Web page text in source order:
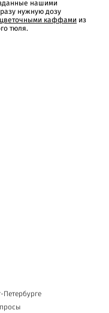
нашими
нужную дозу
цветочными каффами из
тюля.
Петербурге